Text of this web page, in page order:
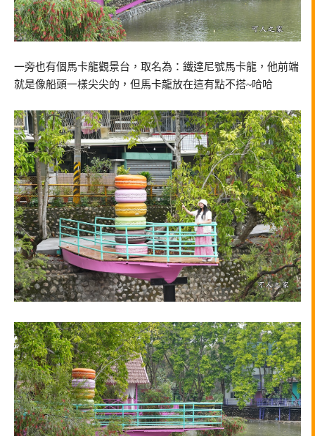
一旁也有個馬卡龍觀景台，取名為：鐵達尼號馬卡龍，他前端
就是像船頭一樣尖尖的，但馬卡龍放在這有點不搭~哈哈